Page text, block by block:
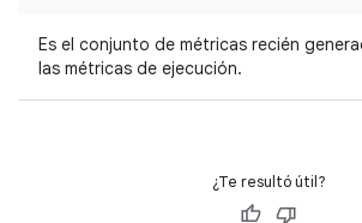
Es el conjunto de métricas recién
las métricas de ejecución.
¿Te resultó útil?